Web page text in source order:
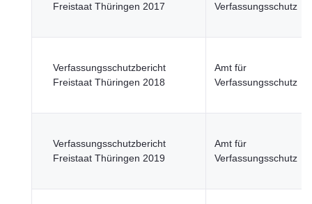
Freistaat Thüringen 2017
Verfassungsschutz
Verfassungsschutzbericht
Freistaat Thüringen 2018
Amt für
Verfassungsschutz
Verfassungsschutzbericht
Freistaat Thüringen 2019
Amt für
Verfassungsschutz